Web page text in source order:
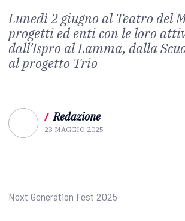
Lunedì 2 giugno al Teatro del
progetti ed enti con le loro
dall’Ispro al Lamma, dalla
al progetto Trio
/ Redazione
23 MAGGIO 2025
Next Generation Fest 2025